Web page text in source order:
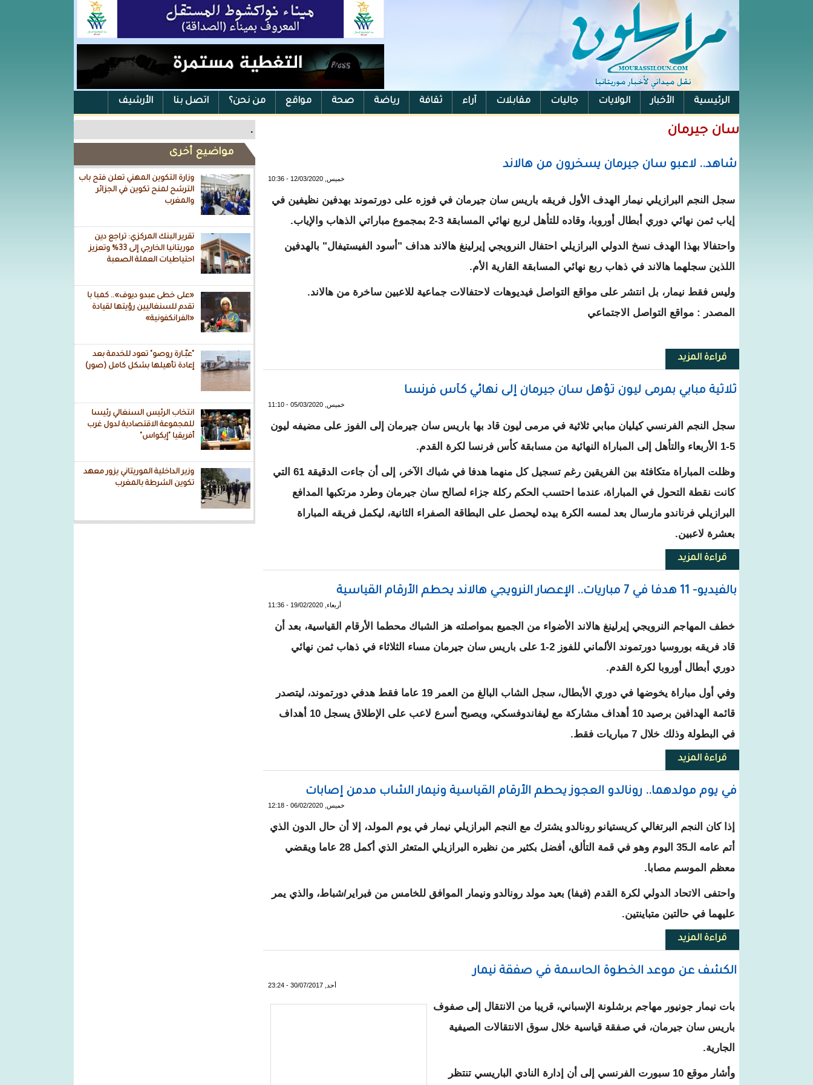
الرئيسية الأخبار الولايات جاليات مقابلات آراء ثقافة رياضة صحة مواقع من نحن؟ اتصل بنا الأرشيف
الفيس بوك .
مواضيع أخرى
وزارة التكوين المهني تعلن فتح باب
الترشح لمنح تكوين في الجزائر
والمغرب
تقرير البنك المركزي: تراجع دين
موريتانيا الخارجي إلى 33% وتعزيز
احتياطيات العملة الصعبة
«على خطى عبدو ديوف».. كمبا با
تقدم للسنغاليين رؤيتها لقيادة
«الفرانكفونية»
"عبّـارة روصو" تعود للخدمة بعد
إعادة تأهيلها بشكل كامل (صور)
انتخاب الرئيس السنغالي رئيسا
للمجموعة الاقتصادية لدول غرب
أفريقيا "إيكواس"
وزير الداخلية الموريتاني يزور معهد
تكوين الشرطة بالمغرب
سان جيرمان
شاهد.. لاعبو سان جيرمان يسخرون من هالاند
خميس, 12/03/2020 - 10:36
سجل النجم البرازيلي نيمار الهدف الأول فريقه باريس سان جيرمان في فوزه على دورتموند بهدفين نظيفين في
إياب ثمن نهائي دوري أبطال أوروبا، وقاده للتأهل لربع نهائي المسابقة 3-2 بمجموع مباراتي الذهاب والإياب.
واحتفالا بهذا الهدف نسخ الدولي البرازيلي احتفال النرويجي إيرلينغ هالاند هداف "أسود الفيستيفال" بالهدفين
اللذين سجلهما هالاند في ذهاب ربع نهائي المسابقة القارية الأم.
وليس فقط نيمار، بل انتشر على مواقع التواصل فيديوهات لاحتفالات جماعية للاعبين ساخرة من هالاند.
المصدر : مواقع التواصل الاجتماعي
قراءة المزيدحول شاهد.. لاعبو سان جيرمان يسخرون من هالاند
ثلاثية مبابي بمرمى ليون تؤهل سان جيرمان إلى نهائي كأس فرنسا
خميس, 05/03/2020 - 11:10
سجل النجم الفرنسي كيليان مبابي ثلاثية في مرمى ليون قاد بها باريس سان جيرمان إلى الفوز على مضيفه ليون
5-1 الأربعاء والتأهل إلى المباراة النهائية من مسابقة كأس فرنسا لكرة القدم.
وظلت المباراة متكافئة بين الفريقين رغم تسجيل كل منهما هدفا في شباك الآخر، إلى أن جاءت الدقيقة 61 التي
كانت نقطة التحول في المباراة، عندما احتسب الحكم ركلة جزاء لصالح سان جيرمان وطرد مرتكبها المدافع
البرازيلي فرناندو مارسال بعد لمسه الكرة بيده ليحصل على البطاقة الصفراء الثانية، ليكمل فريقه المباراة
بعشرة لاعبين.
قراءة المزيدحول ثلاثية مبابي بمرمى ليون تؤهل سان جيرمان إلى نهائي كأس فرنسا
بالفيديو- 11 هدفا في 7 مباريات.. الإعصار النرويجي هالاند يحطم الأرقام القياسية
أربعاء, 19/02/2020 - 11:36
خطف المهاجم النرويجي إيرلينغ هالاند الأضواء من الجميع بمواصلته هز الشباك محطما الأرقام القياسية، بعد أن
قاد فريقه بوروسيا دورتموند الألماني للفوز 2-1 على باريس سان جيرمان مساء الثلاثاء في ذهاب ثمن نهائي
دوري أبطال أوروبا لكرة القدم.
وفي أول مباراة يخوضها في دوري الأبطال، سجل الشاب البالغ من العمر 19 عاما فقط هدفي دورتموند، ليتصدر
قائمة الهدافين برصيد 10 أهداف مشاركة مع ليفاندوفسكي، ويصبح أسرع لاعب على الإطلاق يسجل 10 أهداف
في البطولة وذلك خلال 7 مباريات فقط.
قراءة المزيدحول بالفيديو- 11 هدفا في 7 مباريات.. الإعصار النرويجي هالاند يحطم الأرقام القياسية
في يوم مولدهما.. رونالدو العجوز يحطم الأرقام القياسية ونيمار الشاب مدمن إصابات
خميس, 06/02/2020 - 12:18
إذا كان النجم البرتغالي كريستيانو رونالدو يشترك مع النجم البرازيلي نيمار في يوم المولد، إلا أن حال الدون الذي
أتم عامه الـ35 اليوم وهو في قمة التألق، أفضل بكثير من نظيره البرازيلي المتعثر الذي أكمل 28 عاما ويقضي
معظم الموسم مصابا.
واحتفى الاتحاد الدولي لكرة القدم (فيفا) بعيد مولد رونالدو ونيمار الموافق للخامس من فبراير/شباط، والذي يمر
عليهما في حالتين متباينتين.
قراءة المزيدحول في يوم مولدهما.. رونالدو العجوز يحطم الأرقام القياسية ونيمار الشاب مدمن إصابات
الكشف عن موعد الخطوة الحاسمة في صفقة نيمار
أحد, 30/07/2017 - 23:24
بات نيمار جونيور مهاجم برشلونة الإسباني، قريبا من الانتقال إلى صفوف
باريس سان جيرمان، في صفقة قياسية خلال سوق الانتقالات الصيفية
الجارية.
وأشار موقع الفرنسي إلى أن إدارة النادي الباريسي تنتظر